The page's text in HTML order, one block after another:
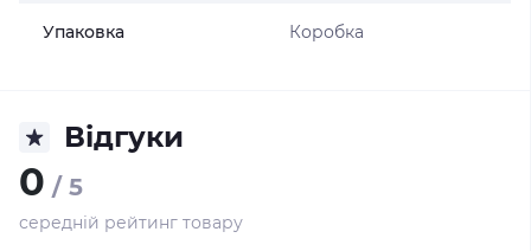
Упаковка Коробка
Відгуки
0 / 5
середній рейтинг товару